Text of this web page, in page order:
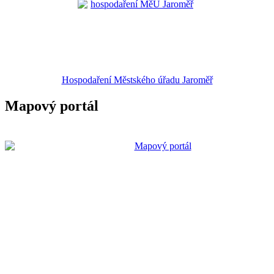
Hospodaření Městského úřadu Jaroměř
Mapový portál